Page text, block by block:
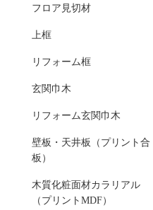
フロア見切材
上框
リフォーム框
玄関巾木
リフォーム玄関巾木
壁板・天井板（プリント合
板）
木質化粧面材カラリアル
（プリントMDF）